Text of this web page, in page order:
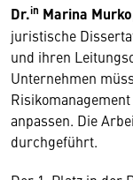
Dr.in Marina
juristische
und ihren
Unternehmen
anpassen. Die
durchgeführt.